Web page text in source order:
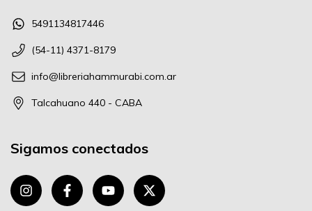
5491134817446
(54-11) 4371-8179
info@libreriahammurabi.com.ar
Talcahuano 440 - CABA
Sigamos conectados